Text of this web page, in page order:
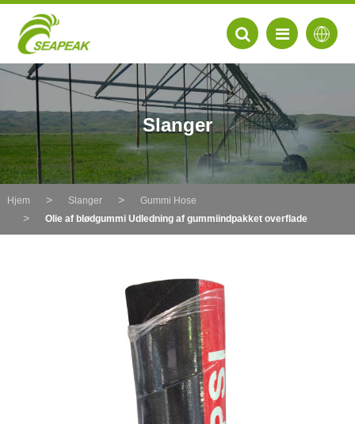
Slanger
Hjem Slanger
Gummi Hose
Olie af blødgummi Udledning af gummiindpakket overflade